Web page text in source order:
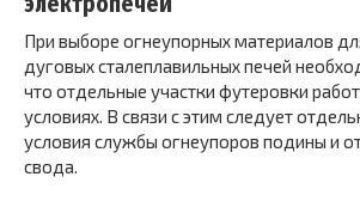
При выборе огнеупорных материалов
дуговых сталеплавильных печей
что отдельные участки футеровки
условиях. В связи с этим следует
условия службы огнеупоров подины и
свода.